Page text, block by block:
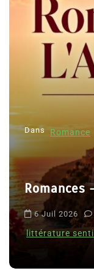
Dans Romance
Romances
6 Juil 2026
littérature